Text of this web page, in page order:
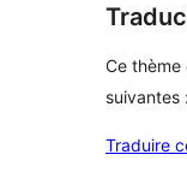
Ce thème
suivantes :
Traduire